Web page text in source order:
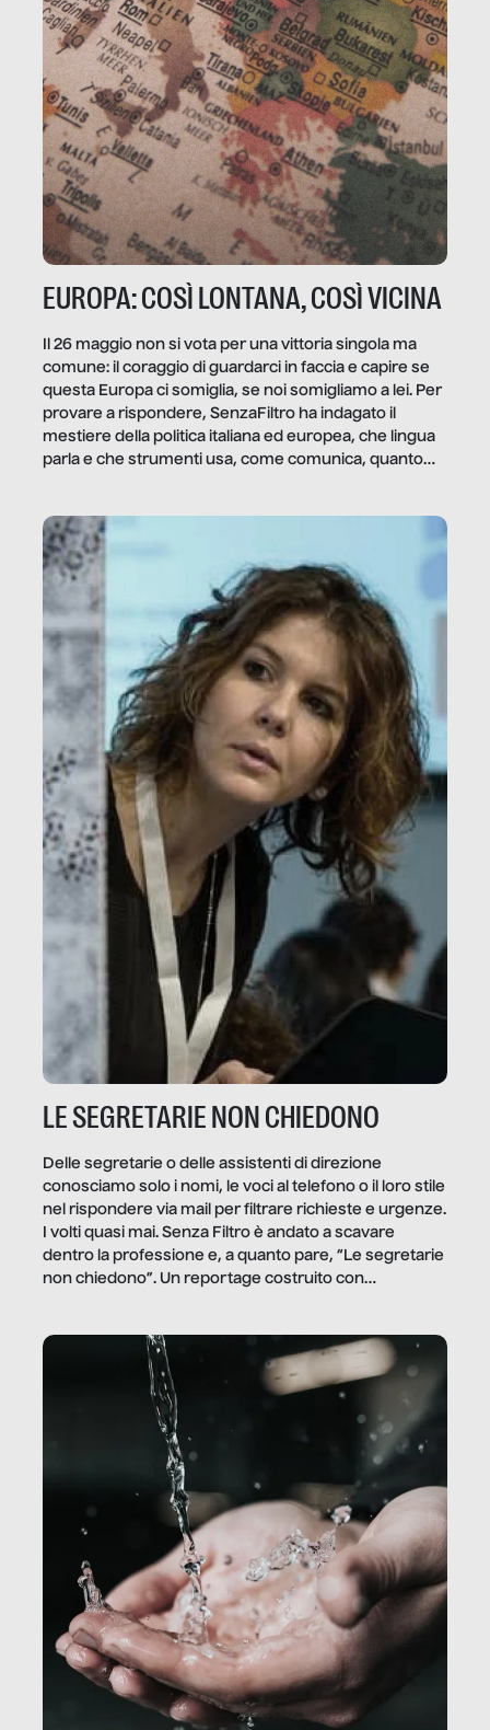
EUROPA: COSÌ LONTANA, COSÌ VICINA
Il 26 maggio non si vota per una vittoria singola ma
comune: il coraggio di guardarci in faccia e capire se
questa Europa ci somiglia, se noi somigliamo a lei. Per
provare a rispondere, SenzaFiltro ha indagato il
mestiere della politica italiana ed europea, che lingua
parla e che strumenti usa, come comunica, quanto
LE SEGRETARIE NON CHIEDONO
Delle segretarie o delle assistenti di direzione
conosciamo solo i nomi, le voci al telefono o il loro stile
nel rispondere via mail per filtrare richieste e urgenze.
I volti quasi mai. Senza Filtro è andato a scavare
dentro la professione e, a quanto pare, “Le segretarie
non chiedono”. Un reportage costruito con